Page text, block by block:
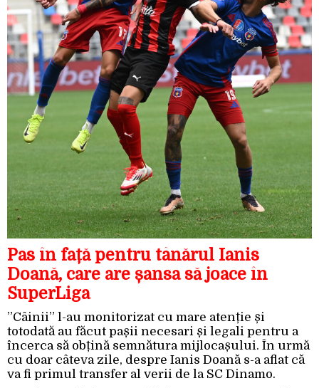
Pas în față pentru tânărul Ianis
Doană, care are șansa să joace în
SuperLiga
”Câinii” l-au monitorizat cu mare atenție și
totodată au făcut pașii necesari și legali pentru a
încerca să obțină semnătura mijlocașului. În urmă
cu doar câteva zile, despre Ianis Doană s-a aflat că
va fi primul transfer al verii de la SC Dinamo.